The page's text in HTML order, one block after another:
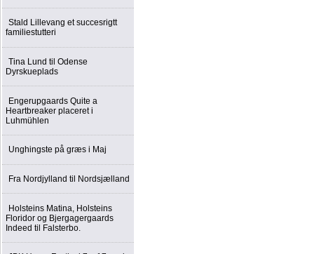
Stald Lillevang et succesrigtt
familiestutteri
Tina Lund til Odense
Dyrskueplads
Engerupgaards Quite a
Heartbreaker placeret i
Luhmühlen
Unghingste på græs i Maj
Fra Nordjylland til Nordsjælland
Holsteins Matina, Holsteins
Floridor og Bjergagergaards
Indeed til Falsterbo.